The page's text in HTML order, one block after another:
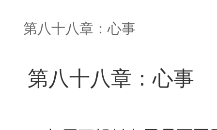
第八十八章：心事
第八十八章：心事